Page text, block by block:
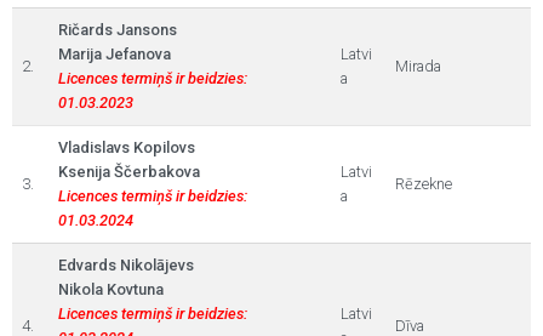
2.
Ričards Jansons
Marija Jefanova
Licences termiņš ir beidzies:
01.03.2023
Latvi
a
Mirada
3.
Vladislavs Kopilovs
Ksenija Ščerbakova
Licences termiņš ir beidzies:
01.03.2024
Latvi
a
Rēzekne
4.
Edvards Nikolājevs
Nikola Kovtuna
Licences termiņš ir beidzies:
Latvi
Dīva